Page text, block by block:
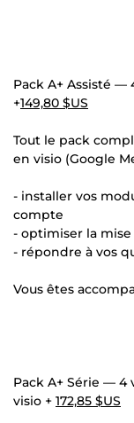
Pack A+ Assisté —
+149,80 $US
Tout le pack
en visio (Google
- installer vos
compte
- optimiser la
- répondre à vos
Vous êtes
Pack A+ Série — 4
visio + 172,85 $US